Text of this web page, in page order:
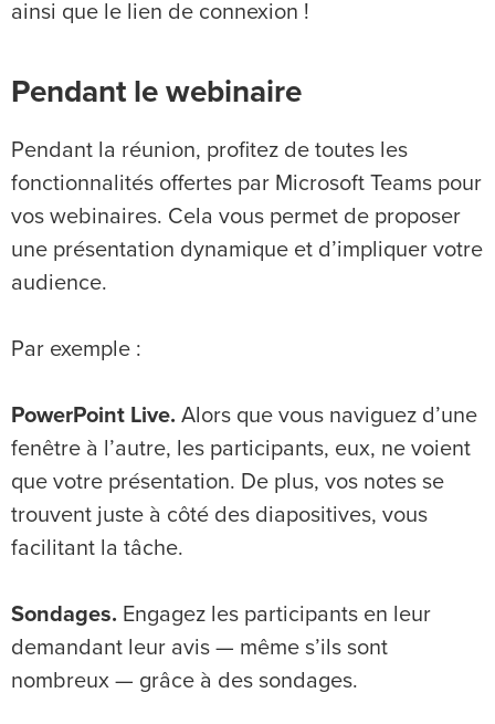
ainsi que le lien de connexion !
Pendant le webinaire
Pendant la réunion, profitez de toutes les
fonctionnalités offertes par Microsoft Teams pour
vos webinaires. Cela vous permet de proposer
une présentation dynamique et d’impliquer votre
audience.
Par exemple :
PowerPoint Live. Alors que vous naviguez d’une
fenêtre à l’autre, les participants, eux, ne voient
que votre présentation. De plus, vos notes se
trouvent juste à côté des diapositives, vous
facilitant la tâche.
Sondages. Engagez les participants en leur
demandant leur avis — même s’ils sont
nombreux — grâce à des sondages.